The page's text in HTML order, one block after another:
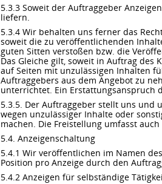
5.3.3 Soweit der Auftraggeber
liefern.
5.3.4 Wir behalten uns ferner das
soweit die zu veröffentlichenden
guten Sitten verstoßen bzw. die
Das Gleiche gilt, soweit in Auftrag
auf Seiten mit unzulässigen Inhalten
Auftraggebers aus dem Angebot zu
unterrichtet. Ein Erstattungsanspruch
5.3.5. Der Auftraggeber stellt uns und
wegen unzulässiger Inhalte oder
machen. Die Freistellung umfasst
5.4. Anzeigenschaltung
5.4.1 Wir veröffentlichen im Namen
Position pro Anzeige durch den
5.4.2 Anzeigen für selbständige